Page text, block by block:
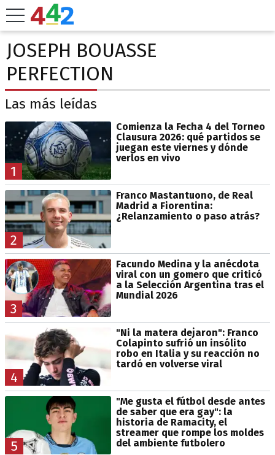
JOSEPH BOUASSE
PERFECTION
Las más leídas
1
Comienza la Fecha 4 del Torneo
Clausura 2026: qué partidos se
juegan este viernes y dónde
verlos en vivo
2
Franco Mastantuono, de Real
Madrid a Fiorentina:
¿Relanzamiento o paso atrás?
3
Facundo Medina y la anécdota
viral con un gomero que criticó
a la Selección Argentina tras el
Mundial 2026
4
"Ni la matera dejaron": Franco
Colapinto sufrió un insólito
robo en Italia y su reacción no
tardó en volverse viral
5
"Me gusta el fútbol desde antes
de saber que era gay": la
historia de Ramacity, el
streamer que rompe los moldes
del ambiente futbolero